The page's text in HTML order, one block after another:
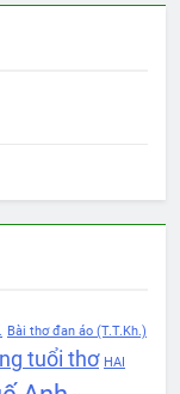
Bài thơ đan áo (T.T.Kh.)
tuổi thơ HAI